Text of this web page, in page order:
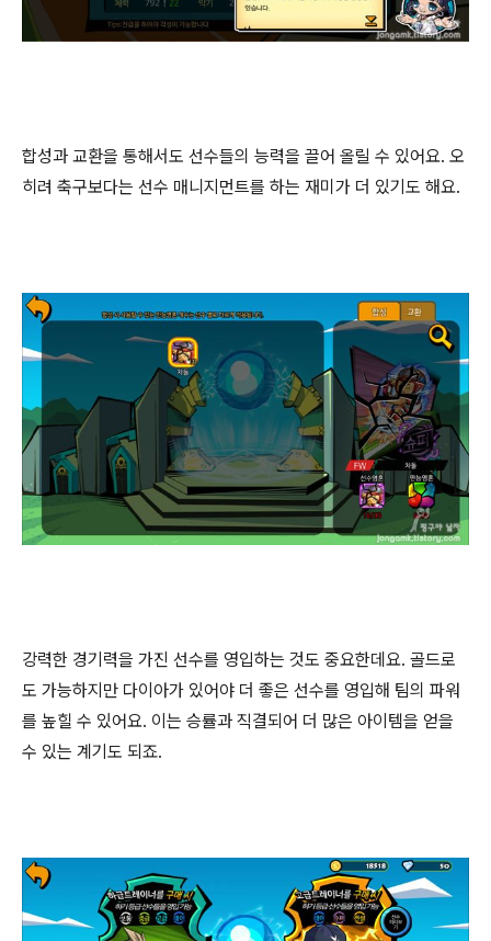
합성과 교환을 통해서도 선수들의 능력을 끌어 올릴 수 있어요. 오
히려 축구보다는 선수 매니지먼트를 하는 재미가 더 있기도 해요.
강력한 경기력을 가진 선수를 영입하는 것도 중요한데요. 골드로
도 가능하지만 다이아가 있어야 더 좋은 선수를 영입해 팀의 파워
를 높힐 수 있어요. 이는 승률과 직결되어 더 많은 아이템을 얻을
수 있는 계기도 되죠.